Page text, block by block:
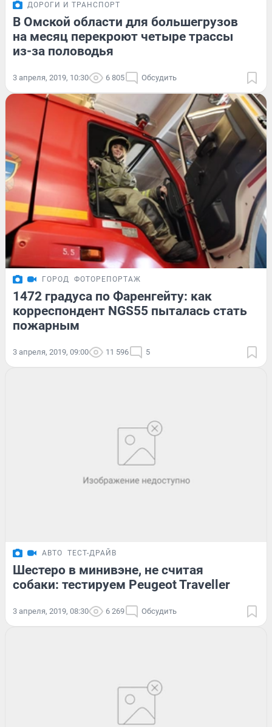
ДОРОГИ И ТРАНСПОРТ
В Омской области для большегрузов
на месяц перекроют четыре трассы
из-за половодья
3 апреля, 2019, 10:30 6 805 Обсудить
ГОРОД ФОТОРЕПОРТАЖ
1472 градуса по Фаренгейту: как
корреспондент NGS55 пыталась стать
пожарным
3 апреля, 2019, 09:00 11 596 5
АВТО ТЕСТ-ДРАЙВ
Шестеро в минивэне, не считая
собаки: тестируем Peugeot Traveller
3 апреля, 2019, 08:30 6 269 Обсудить